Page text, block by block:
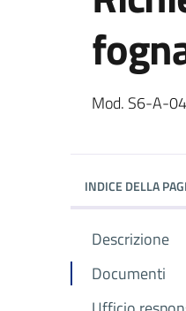
Mod. S6-A-
INDICE DELLA
Descrizione
Documenti